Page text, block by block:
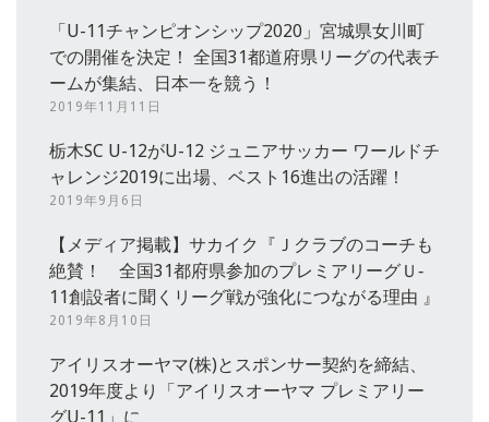
「U-11チャンピオンシップ2020」宮城県女川町
での開催を決定！ 全国31都道府県リーグの代表チ
ームが集結、日本一を競う！
2019年11月11日
栃木SC U-12がU-12 ジュニアサッカー ワールドチ
ャレンジ2019に出場、ベスト16進出の活躍！
2019年9月6日
【メディア掲載】サカイク『Ｊクラブのコーチも
絶賛！ 全国31都府県参加のプレミアリーグＵ‐
11創設者に聞くリーグ戦が強化につながる理由 』
2019年8月10日
アイリスオーヤマ(株)とスポンサー契約を締結、
2019年度より「アイリスオーヤマ プレミアリー
グU-11」に